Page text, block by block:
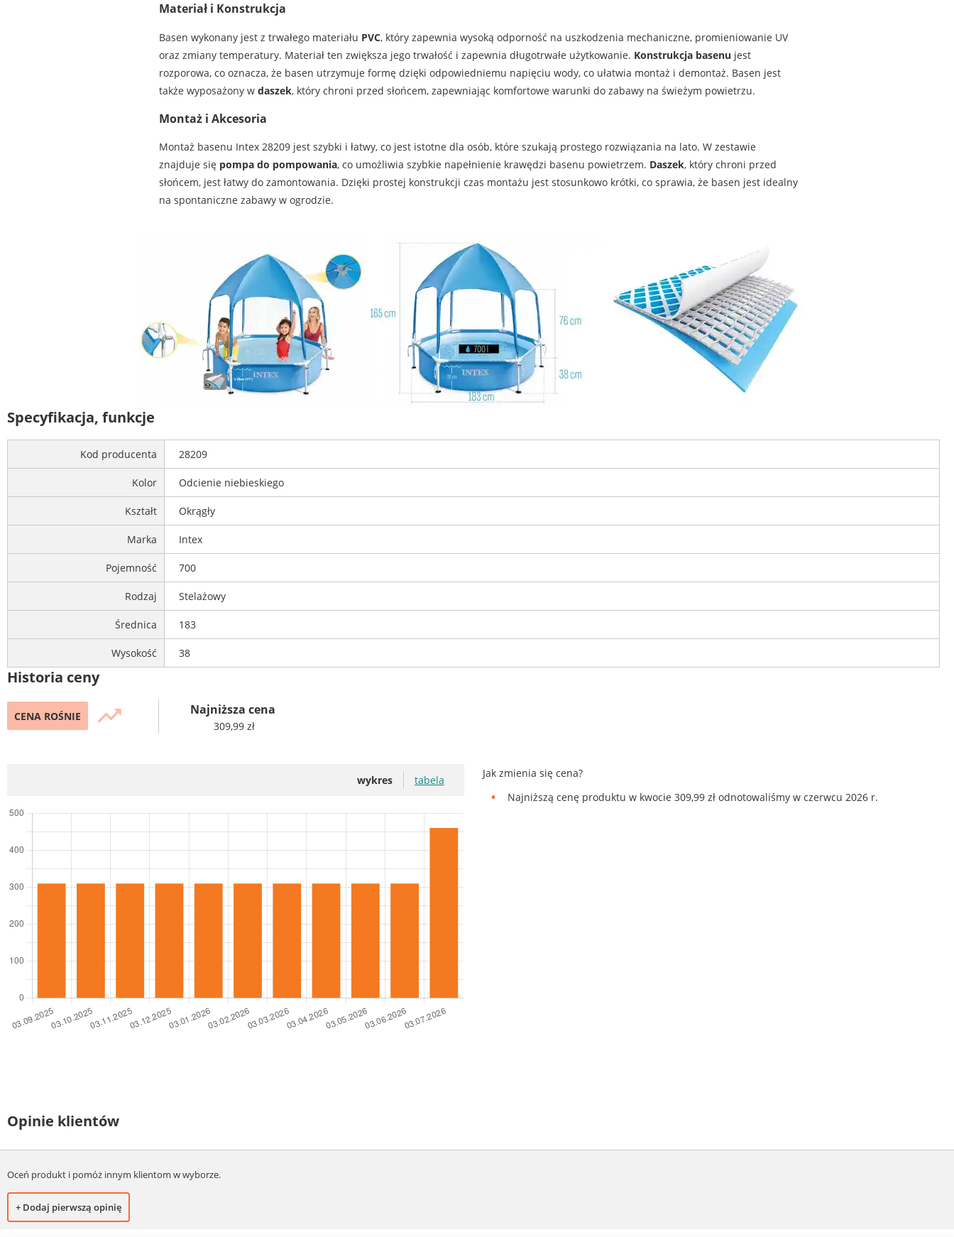
Materiał i Konstrukcja
Basen wykonany jest z trwałego materiału PVC, który zapewnia wysoką odporność na uszkodzenia mechaniczne, promieniowanie UV
oraz zmiany temperatury. Materiał ten zwiększa jego trwałość i zapewnia długotrwałe użytkowanie. Konstrukcja basenu jest
rozporowa, co oznacza, że basen utrzymuje formę dzięki odpowiedniemu napięciu wody, co ułatwia montaż i demontaż. Basen jest
także wyposażony w daszek, który chroni przed słońcem, zapewniając komfortowe warunki do zabawy na świeżym powietrzu.
Montaż i Akcesoria
Montaż basenu Intex 28209 jest szybki i łatwy, co jest istotne dla osób, które szukają prostego rozwiązania na lato. W zestawie
znajduje się pompa do pompowania, co umożliwia szybkie napełnienie krawędzi basenu powietrzem. Daszek, który chroni przed
słońcem, jest łatwy do zamontowania. Dzięki prostej konstrukcji czas montażu jest stosunkowo krótki, co sprawia, że basen jest idealny
na spontaniczne zabawy w ogrodzie.
Specyfikacja, funkcje
Kod producenta 28209
Kolor Odcienie niebieskiego
Kształt Okrągły
Marka Intex
Pojemność 700
Rodzaj Stelażowy
Średnica 183
Wysokość 38
Historia ceny
CENA ROŚNIE trending_up Najniższa cena
309,99 zł
wykres tabela
Jak zmienia się cena?
Najniższą cenę produktu w kwocie 309,99 zł odnotowaliśmy w czerwcu 2026 r.
Opinie klientów
Oceń produkt i pomóż innym klientom w wyborze.
+ Dodaj pierwszą opinię